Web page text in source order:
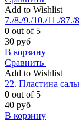
Add to Wishlist
7./8./9./10./11./
0 out of 5
30 руб
В корзину
Сравнить
Add to Wishlist
22. Пластина
0 out of 5
40 руб
В корзину